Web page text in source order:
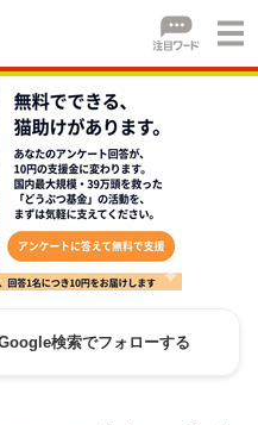
検索でフォローする